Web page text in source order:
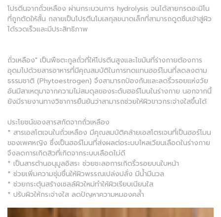
โปรตีนจากถั่วเหลือง ผ่านกระบวนการ hydrolysis จนได้สายกรดอะมิโน
ที่ถูกตัดให้สั้น กลายเป็นโปรตีนโมเลกุลขนาดเล็กที่สามารถดูดซึมเข้าสู่ผิว
ได้รวดเร็วและมีประสิทธิภาพ
ถั่วเหลือง" เป็นพืชตะกูลถั่วที่ให้โปรตีนสูงและไขมันที่ร่างกายต้องการ
อุดมไปด้วยสารอาหารที่มีคุณสมบัติในการทดแทนฮอร์โมนที่ลดลงตาม
ธรรมชาติ (Phytoestrogen) จึงสามารถป้องกันและลดริ้วรอยแห่งวัย
อันมีสาเหตุมาจากความไม่สมดุลของระดับฮอร์โมนในร่างกาย นอกจากนี้
ยังมีรายงานทางวิชาการยืนยันว่าสามารถช่วยให้ผิวขาวกระจ่างใสขึ้นได้
ประโยชน์ของสารสกัดจากถั่วเหลือง
* สารเอสโตเจนในถั่วเหลือง มีคุณสมบัติคล้ายเอสโตรเจนที่เป็นฮอร์โมน
ของเพศหญิง ซึ่งเป็นฮอร์โมนที่ส่งผลต่อระบบไหลเวียนเลือดในร่างกาย
จึงลดการเกิดสิวที่เกิดจากระบบเลือดไม่ดี
* เป็นสารต้านอนุมูลอิสระ ช่วยชะลอการเกิดริ้วรอยบนใบหน้า
* ช่วยเพิ่มความชุ่มชื่นให้ผิวพรรณเปล่งปลั่ง มีน้ำมีนวล
* ช่วยกระตุ้นสร้างเซลล์ผิวใหม่ทำให้ผิวเรียบเนียนใส
* ปรับผิวให้กระจ่างใส ลดปัญหาความหมองคล้ำ